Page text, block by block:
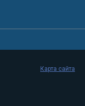
Карта сайта